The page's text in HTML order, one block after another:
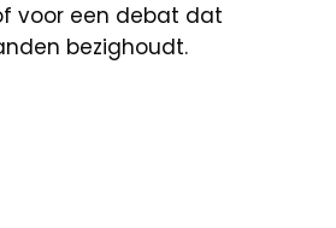
voor een debat dat
bezighoudt.